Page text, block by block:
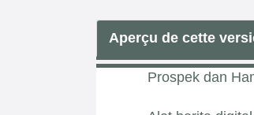
Aperçu de cette